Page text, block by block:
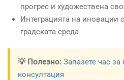
прогрес и художествена
Интеграцията на иновации
градската среда
💡 Полезно: Запазете час
консултация